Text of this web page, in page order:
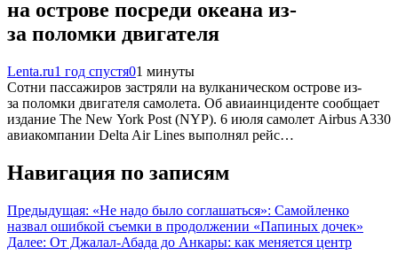
на острове посреди океана из-
за поломки двигателя
Lenta.ru1 год спустя01 минуты
Сотни пассажиров застряли на вулканическом острове из-
за поломки двигателя самолета. Об авиаинциденте сообщает
издание The New York Post (NYP). 6 июля самолет Airbus A330
авиакомпании Delta Air Lines выполнял рейс…
Навигация по записям
Предыдущая: «Не надо было соглашаться»: Самойленко
назвал ошибкой съемки в продолжении «Папиных дочек»
Далее: От Джалал-Абада до Анкары: как меняется центр